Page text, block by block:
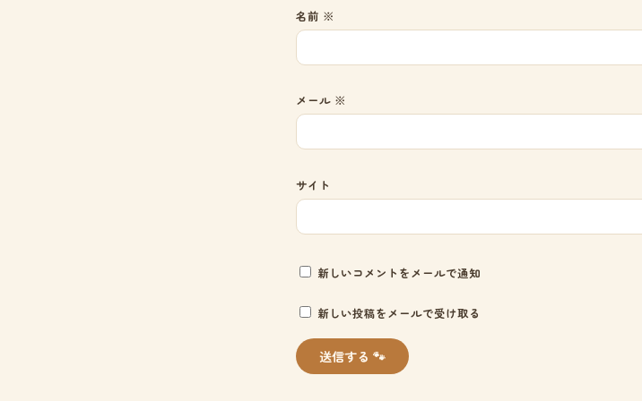
名前 ※
メール ※
サイト
新しいコメントをメールで通知
新しい投稿をメールで受け取る